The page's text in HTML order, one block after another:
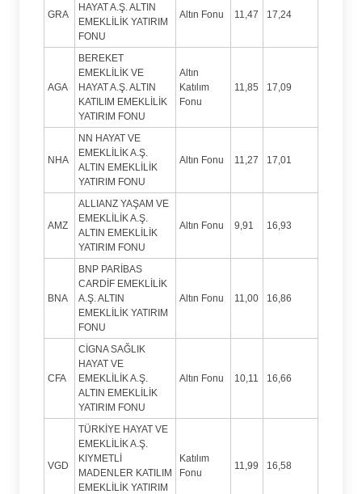
GRA
HAYAT A.Ş. ALTIN
EMEKLİLİK YATIRIM
FONU
Altın Fonu 11,47 17,24
AGA
BEREKET
EMEKLİLİK VE
HAYAT A.Ş. ALTIN
KATILIM EMEKLİLİK
YATIRIM FONU
Altın
Katılım
Fonu
11,85 17,09
NHA
NN HAYAT VE
EMEKLİLİK A.Ş.
ALTIN EMEKLİLİK
YATIRIM FONU
Altın Fonu 11,27 17,01
AMZ
ALLIANZ YAŞAM VE
EMEKLİLİK A.Ş.
ALTIN EMEKLİLİK
YATIRIM FONU
Altın Fonu 9,91 16,93
BNA
BNP PARİBAS
CARDİF EMEKLİLİK
A.Ş. ALTIN
EMEKLİLİK YATIRIM
FONU
Altın Fonu 11,00 16,86
CFA
CİGNA SAĞLIK
HAYAT VE
EMEKLİLİK A.Ş.
ALTIN EMEKLİLİK
YATIRIM FONU
Altın Fonu 10,11 16,66
VGD
TÜRKİYE HAYAT VE
EMEKLİLİK A.Ş.
KIYMETLİ
MADENLER KATILIM
EMEKLİLİK YATIRIM
Katılım
Fonu
11,99 16,58